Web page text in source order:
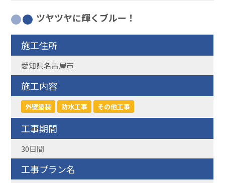
ツヤツヤに輝くブルー！
施工住所
愛知県名古屋市
施工内容
外壁塗装 防水工事 その他工事
工事期間
30日間
工事プラン名